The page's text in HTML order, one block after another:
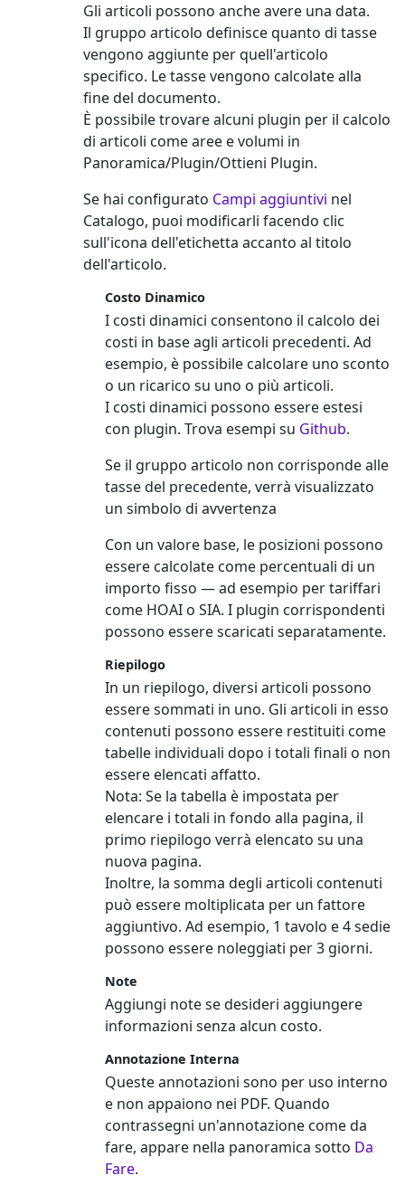
Gli articoli possono anche avere una data.
Il gruppo articolo definisce quanto di tasse
vengono aggiunte per quell'articolo
specifico. Le tasse vengono calcolate alla
fine del documento.
È possibile trovare alcuni plugin per il calcolo
di articoli come aree e volumi in
Panoramica/Plugin/Ottieni Plugin.
Se hai configurato Campi aggiuntivi nel
Catalogo, puoi modificarli facendo clic
sull'icona dell'etichetta accanto al titolo
dell'articolo.
Costo Dinamico
I costi dinamici consentono il calcolo dei
costi in base agli articoli precedenti. Ad
esempio, è possibile calcolare uno sconto
o un ricarico su uno o più articoli.
I costi dinamici possono essere estesi
con plugin. Trova esempi su Github.
Se il gruppo articolo non corrisponde alle
tasse del precedente, verrà visualizzato
un simbolo di avvertenza
Con un valore base, le posizioni possono
essere calcolate come percentuali di un
importo fisso — ad esempio per tariffari
come HOAI o SIA. I plugin corrispondenti
possono essere scaricati separatamente.
Riepilogo
In un riepilogo, diversi articoli possono
essere sommati in uno. Gli articoli in esso
contenuti possono essere restituiti come
tabelle individuali dopo i totali finali o non
essere elencati affatto.
Nota: Se la tabella è impostata per
elencare i totali in fondo alla pagina, il
primo riepilogo verrà elencato su una
nuova pagina.
Inoltre, la somma degli articoli contenuti
può essere moltiplicata per un fattore
aggiuntivo. Ad esempio, 1 tavolo e 4 sedie
possono essere noleggiati per 3 giorni.
Note
Aggiungi note se desideri aggiungere
informazioni senza alcun costo.
Annotazione Interna
Queste annotazioni sono per uso interno
e non appaiono nei PDF. Quando
contrassegni un'annotazione come da
fare, appare nella panoramica sotto Da
Fare.